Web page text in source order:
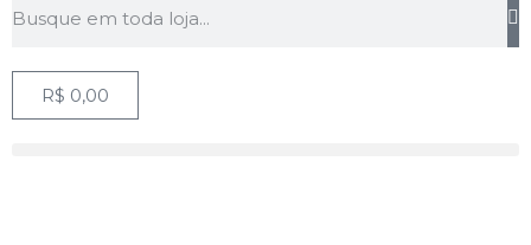
R$ 0,00